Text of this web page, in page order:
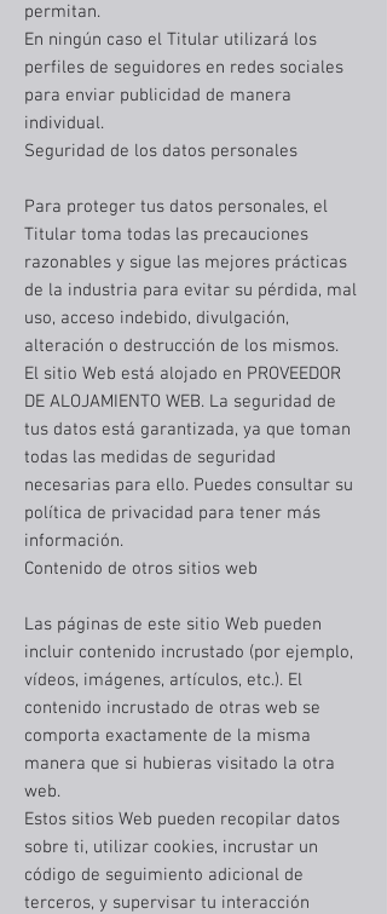
permitan.
En ningún caso el Titular utilizará los
perfiles de seguidores en redes sociales
para enviar publicidad de manera
individual.
Seguridad de los datos personales
Para proteger tus datos personales, el
Titular toma todas las precauciones
razonables y sigue las mejores prácticas
de la industria para evitar su pérdida, mal
uso, acceso indebido, divulgación,
alteración o destrucción de los mismos.
El sitio Web está alojado en PROVEEDOR
DE ALOJAMIENTO WEB. La seguridad de
tus datos está garantizada, ya que toman
todas las medidas de seguridad
necesarias para ello. Puedes consultar su
política de privacidad para tener más
información.
Contenido de otros sitios web
Las páginas de este sitio Web pueden
incluir contenido incrustado (por ejemplo,
vídeos, imágenes, artículos, etc.). El
contenido incrustado de otras web se
comporta exactamente de la misma
manera que si hubieras visitado la otra
web.
Estos sitios Web pueden recopilar datos
sobre ti, utilizar cookies, incrustar un
código de seguimiento adicional de
terceros, y supervisar tu interacción